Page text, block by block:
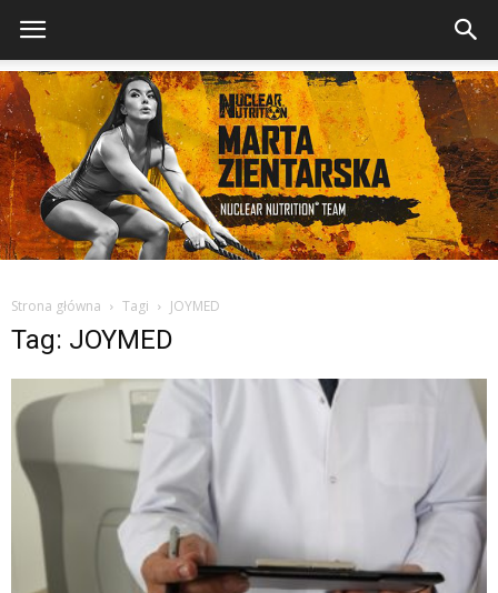
Strona główna Tagi JOYMED
Tag: JOYMED